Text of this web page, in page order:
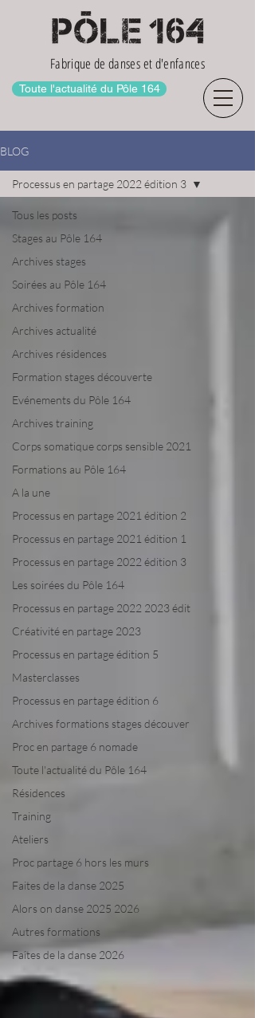
Fabrique de danses et d'enfances
Toute l'actualité du Pôle 164
BLOG
Tous les posts
Stages au Pôle 164
Archives stages
Soirées au Pôle 164
Archives formation
Archives actualité
Archives résidences
Formation stages découverte
Evénements du Pôle 164
Archives training
Corps somatique corps sensible 2021
Formations au Pôle 164
A la une
Processus en partage 2021 édition 2
Processus en partage 2021 édition 1
Processus en partage 2022 édition 3
Les soirées du Pôle 164
Processus en partage 2022 2023 édit
Créativité en partage 2023
Processus en partage édition 5
Masterclasses
Processus en partage édition 6
Archives formations stages découver
Proc en partage 6 nomade
Toute l'actualité du Pôle 164
Résidences
Training
Ateliers
Proc partage 6 hors les murs
Faites de la danse 2025
Alors on danse 2025 2026
Autres formations
Faîtes de la danse 2026
Processus en partage 2022 édition 3